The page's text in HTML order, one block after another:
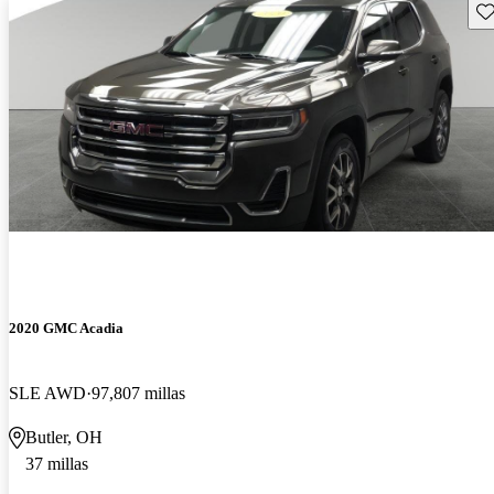
2020 GMC Acadia
SLE AWD 97,807 millas
Butler, OH
37 millas